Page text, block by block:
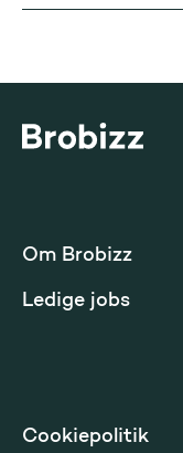
Om Brobizz
Ledige jobs
Cookiepolitik